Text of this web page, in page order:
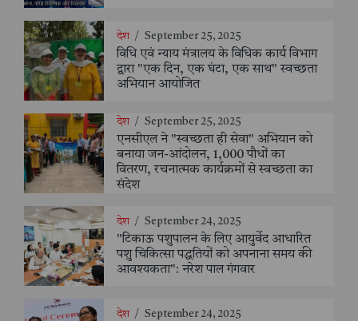
देश / September 25, 2025
विधि एवं न्याय मंत्रालय के विधिक कार्य विभाग
द्वारा "एक दिन, एक घंटा, एक साथ" स्वच्छता
अभियान आयोजित
देश / September 25, 2025
एनसीएल ने "स्वच्छता ही सेवा" अभियान को
बनाया जन-आंदोलन, 1,000 पौधों का
वितरण, रचनात्मक कार्यक्रमों से स्वच्छता का
संदेश
देश / September 24, 2025
"टिकाऊ पशुपालन के लिए आयुर्वेद आधारित
पशु चिकित्सा पद्धतियों को अपनाना समय की
आवश्यकता": नरेश पाल गंगवार
देश / September 24, 2025